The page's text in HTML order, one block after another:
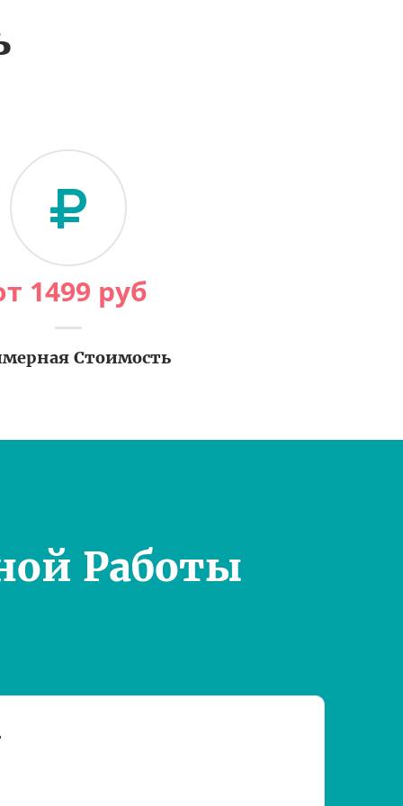
1499 руб
Стоимость
Работы